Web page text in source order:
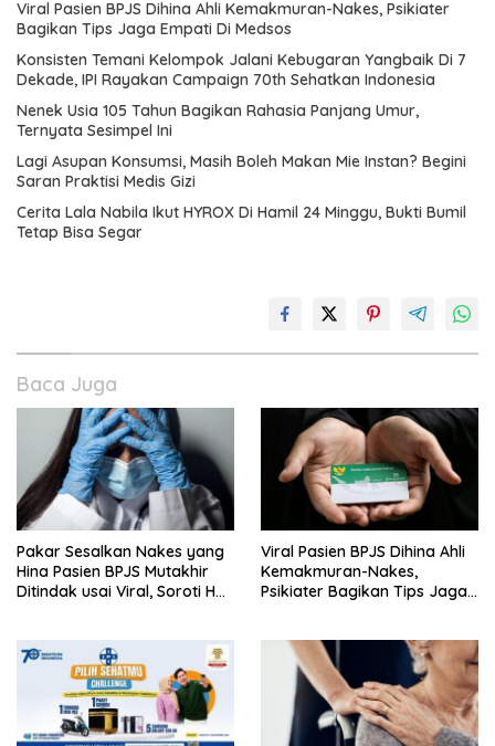
Viral Pasien BPJS Dihina Ahli Kemakmuran-Nakes, Psikiater
Bagikan Tips Jaga Empati Di Medsos
Konsisten Temani Kelompok Jalani Kebugaran Yangbaik Di 7
Dekade, IPI Rayakan Campaign 70th Sehatkan Indonesia
Nenek Usia 105 Tahun Bagikan Rahasia Panjang Umur,
Ternyata Sesimpel Ini
Lagi Asupan Konsumsi, Masih Boleh Makan Mie Instan? Begini
Saran Praktisi Medis Gizi
Cerita Lala Nabila Ikut HYROX Di Hamil 24 Minggu, Bukti Bumil
Tetap Bisa Segar
Baca Juga
Pakar Sesalkan Nakes yang
Hina Pasien BPJS Mutakhir
Ditindak usai Viral, Soroti Hal
Viral Pasien BPJS Dihina Ahli
Kemakmuran-Nakes,
Psikiater Bagikan Tips Jaga